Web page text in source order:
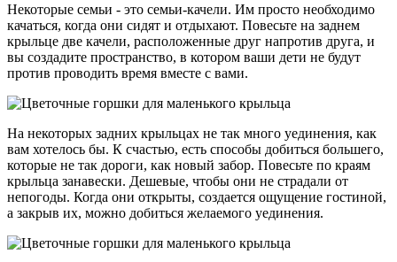
Некоторые семьи - это семьи-качели. Им просто необходимо
качаться, когда они сидят и отдыхают. Повесьте на заднем
крыльце две качели, расположенные друг напротив друга, и
вы создадите пространство, в котором ваши дети не будут
против проводить время вместе с вами.
На некоторых задних крыльцах не так много уединения, как
вам хотелось бы. К счастью, есть способы добиться большего,
которые не так дороги, как новый забор. Повесьте по краям
крыльца занавески. Дешевые, чтобы они не страдали от
непогоды. Когда они открыты, создается ощущение гостиной,
а закрыв их, можно добиться желаемого уединения.